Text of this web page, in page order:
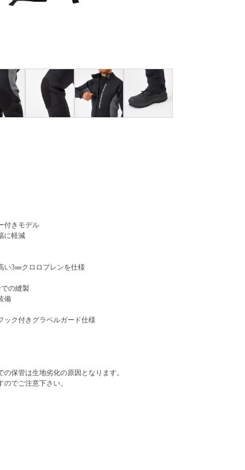
付きモデル
に軽減
い3㎜クロロプレンを仕様
の縫製
備
ック付きグラベルガード仕様
保管は生地劣化の原因となります。
でご注意下さい。